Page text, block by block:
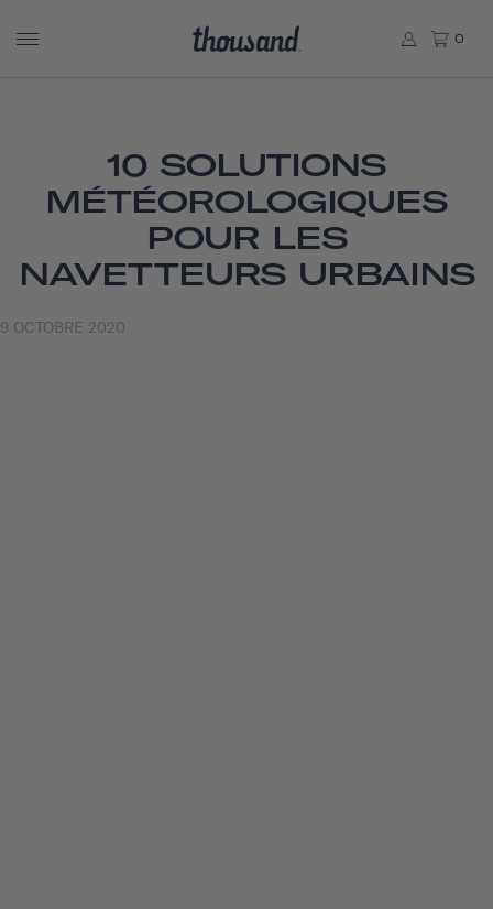
0
10 SOLUTIONS
MÉTÉOROLOGIQUES
POUR LES
NAVETTEURS URBAINS
9 OCTOBRE 2020